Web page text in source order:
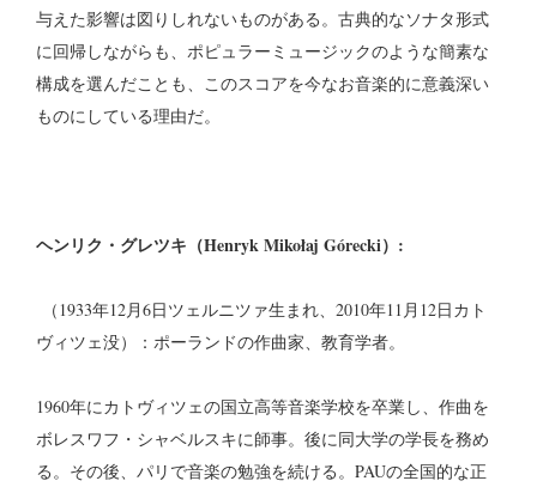
与えた影響は図りしれないものがある。古典的なソナタ形式
に回帰しながらも、ポピュラーミュージックのような簡素な
構成を選んだことも、このスコアを今なお音楽的に意義深い
ものにしている理由だ。
ヘンリク・グレツキ（Henryk Mikołaj Górecki）:
（1933年12月6日ツェルニツァ生まれ、2010年11月12日カト
ヴィツェ没）：ポーランドの作曲家、教育学者。
1960年にカトヴィツェの国立高等音楽学校を卒業し、作曲を
ボレスワフ・シャベルスキに師事。後に同大学の学長を務め
る。その後、パリで音楽の勉強を続ける。PAUの全国的な正